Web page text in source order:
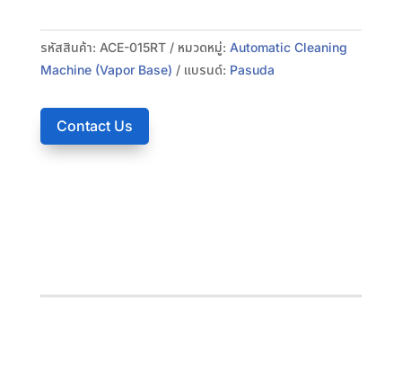
รหัสสินค้า: ACE-015RT หมวดหมู่: Automatic Cleaning
Machine (Vapor Base)
แบรนด์: Pasuda
Contact Us